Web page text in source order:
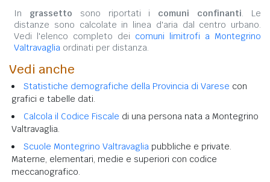
In grassetto sono riportati i comuni confinanti. Le
distanze sono calcolate in linea d'aria dal centro urbano.
Vedi l'elenco completo dei comuni limitrofi a Montegrino
Valtravaglia ordinati per distanza.
Vedi anche
Statistiche demografiche della Provincia di Varese con
grafici e tabelle dati.
Calcola il Codice Fiscale di una persona nata a Montegrino
Valtravaglia.
Scuole Montegrino Valtravaglia pubbliche e private.
Materne, elementari, medie e superiori con codice
meccanografico.